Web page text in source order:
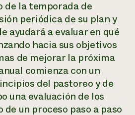
un
de la temporada de
periódica de su plan y
ayudará a evaluar en qué
hacia sus objetivos
de mejorar la próxima
comienza con un
del pastoreo y de
una evaluación de los
de un proceso paso a paso